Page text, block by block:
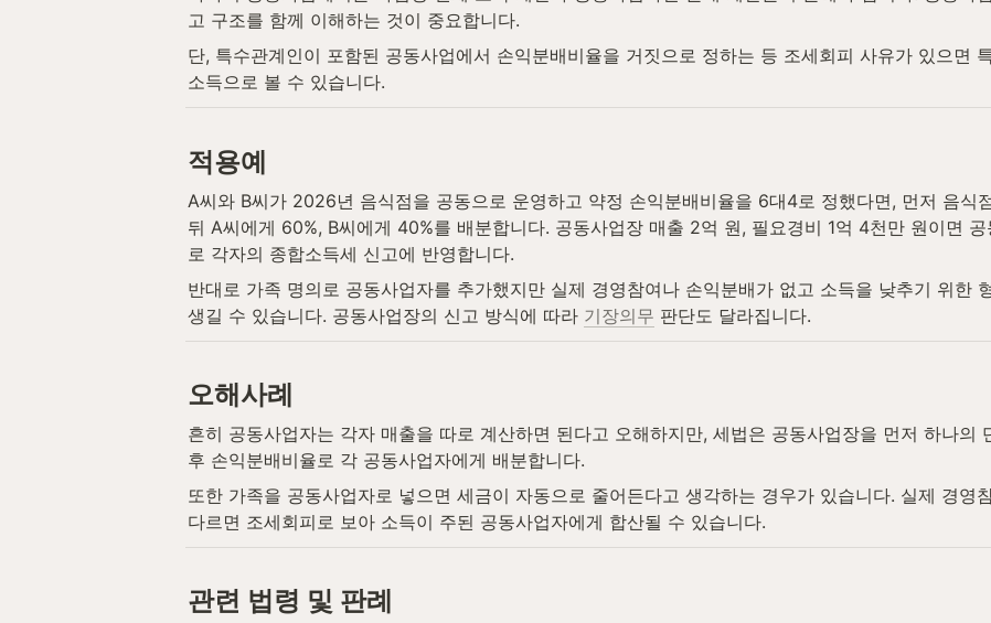
고 구조를 함께 이해하는 것이 중요합니다.
단, 특수관계인이 포함된 공동사업에서 손익분배비율을 거짓으로 정하는 등 조세회피 사유가 있으면
소득으로 볼 수 있습니다.
적용예
A씨와 B씨가 2026년 음식점을 공동으로 운영하고 약정 손익분배비율을 6대4로 정했다면, 먼저 음식
뒤 A씨에게 60%, B씨에게 40%를 배분합니다. 공동사업장 매출 2억 원, 필요경비 1억 4천만 원이면
로 각자의 종합소득세 신고에 반영합니다.
반대로 가족 명의로 공동사업자를 추가했지만 실제 경영참여나 손익분배가 없고 소득을 낮추기 위한
생길 수 있습니다. 공동사업장의 신고 방식에 따라 기장의무 판단도 달라집니다.
오해사례
흔히 공동사업자는 각자 매출을 따로 계산하면 된다고 오해하지만, 세법은 공동사업장을 먼저 하나의
후 손익분배비율로 각 공동사업자에게 배분합니다.
또한 가족을 공동사업자로 넣으면 세금이 자동으로 줄어든다고 생각하는 경우가 있습니다. 실제 경영
다르면 조세회피로 보아 소득이 주된 공동사업자에게 합산될 수 있습니다.
관련 법령 및 판례